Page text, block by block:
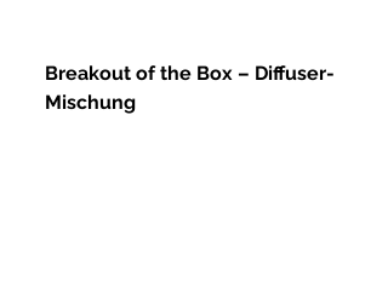
Breakout of the Box – Diffuser-
Mischung